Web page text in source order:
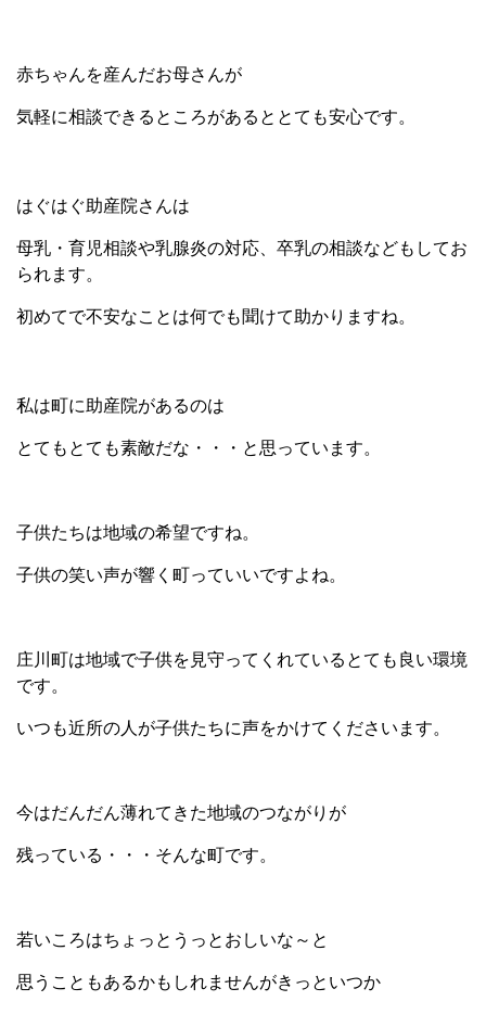
赤ちゃんを産んだお母さんが
気軽に相談できるところがあるととても安心です。
はぐはぐ助産院さんは
母乳・育児相談や乳腺炎の対応、卒乳の相談などもしてお
られます。
初めてで不安なことは何でも聞けて助かりますね。
私は町に助産院があるのは
とてもとても素敵だな・・・と思っています。
子供たちは地域の希望ですね。
子供の笑い声が響く町っていいですよね。
庄川町は地域で子供を見守ってくれているとても良い環境
です。
いつも近所の人が子供たちに声をかけてくださいます。
今はだんだん薄れてきた地域のつながりが
残っている・・・そんな町です。
若いころはちょっとうっとおしいな～と
思うこともあるかもしれませんがきっといつか